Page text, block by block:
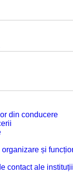
din conducere
și
contact ale